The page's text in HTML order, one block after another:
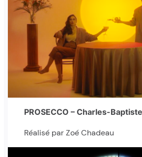
PROSECCO – Charles-
Réalisé par Zoé Chadeau